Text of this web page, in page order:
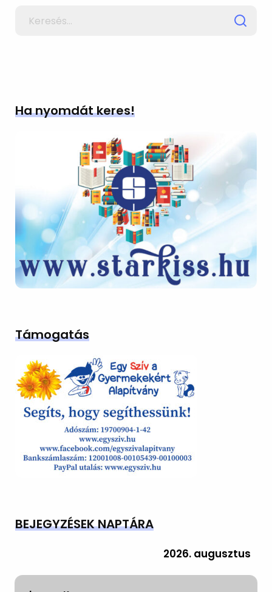
Ha nyomdát keres!
Támogatás
BEJEGYZÉSEK NAPTÁRA
2026. augusztus